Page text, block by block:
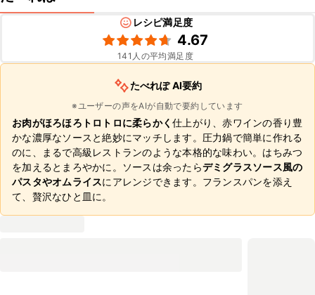
レシピ満足度
4.67
141 人の平均満足度
たべれぽ AI要約
※ユーザーの声をAIが自動で要約しています
お肉がほろほろトロトロに柔らかく 仕上がり、赤ワインの香り豊
かな濃厚なソースと絶妙にマッチします。圧力鍋で簡単に作れる
のに、まるで高級レストランのような本格的な味わい。はちみつ
を加えるとまろやかに。ソースは余ったらデミグラスソース風の
パスタやオムライスにアレンジできます。フランスパンを添え
て、贅沢なひと皿に。